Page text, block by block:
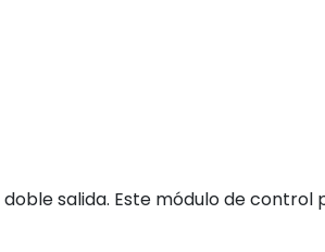
salida. Este módulo de control